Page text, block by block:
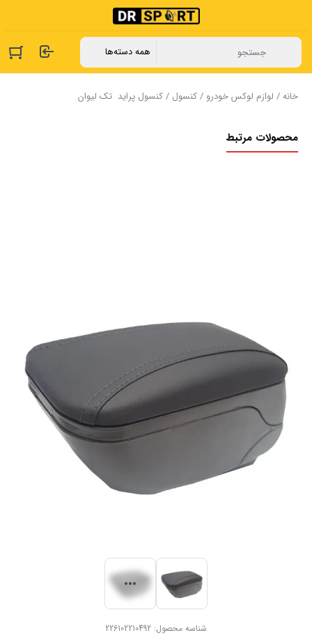
خانه/ لوازم لوکس خودرو /کنسول / ‏کنسول ‏پراید ‏ تک ‏لیوان ‏
محصولات مرتبط
شناسه محصول: 226102210492